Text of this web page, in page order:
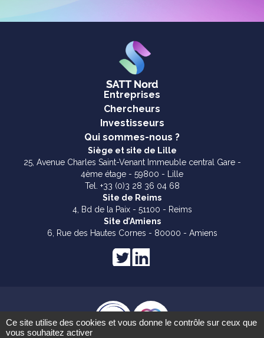
Ce site utilise des cookies et vous donne le contrôle sur ceux que
vous souhaitez activer
Entreprises
Chercheurs
Investisseurs
Qui sommes-nous ?
Siège et site de Lille
25, Avenue Charles Saint-Venant Immeuble central Gare -
4ème étage - 59800 - Lille
Tel. +33 (0)3 28 36 04 68
Site de Reims
4, Bd de la Paix - 51100 - Reims
Site d’Amiens
6, Rue des Hautes Cornes - 80000 - Amiens